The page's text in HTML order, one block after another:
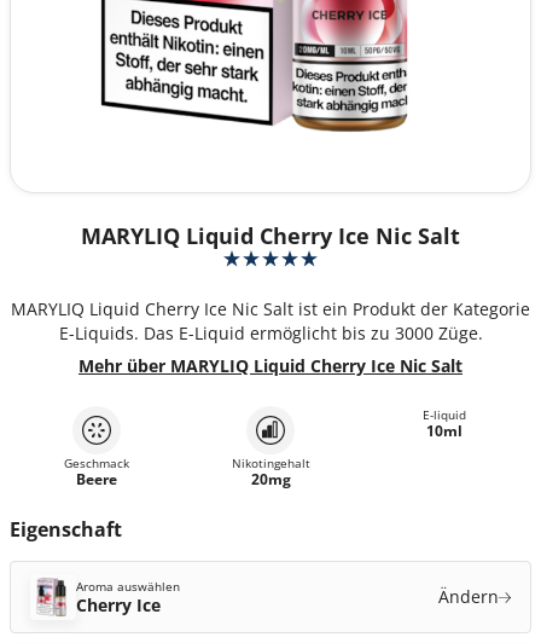
MARYLIQ Liquid Cherry Ice Nic Salt
MARYLIQ Liquid Cherry Ice Nic Salt ist ein Produkt der Kategorie
E-Liquids. Das E-Liquid ermöglicht bis zu 3000 Züge.
Mehr über MARYLIQ Liquid Cherry Ice Nic Salt
Geschmack
Beere
Nikotingehalt
20mg
E-liquid
10ml
Eigenschaft
Aroma auswählen
Cherry Ice Ändern